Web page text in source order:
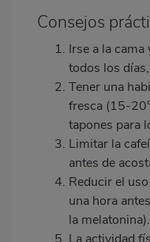
Consejos
Irse a la
todos los
Tener una
fresca (15-
tapones para
Limitar la
antes de
Reducir el
una hora
la melatonina).